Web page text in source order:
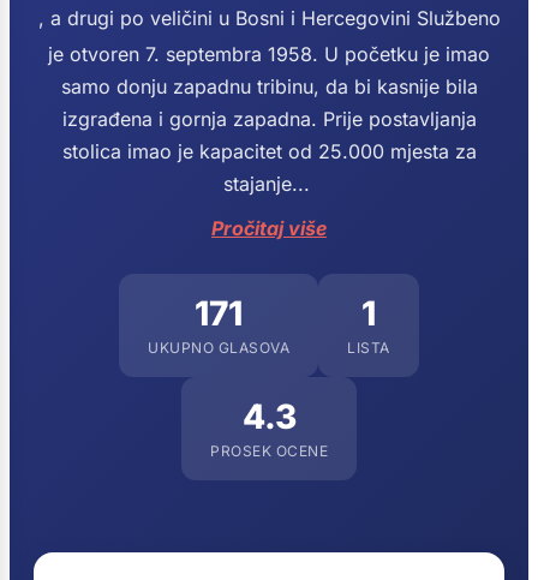
, a drugi po veličini u Bosni i Hercegovini Službeno
je otvoren 7. septembra 1958. U početku je imao
samo donju zapadnu tribinu, da bi kasnije bila
izgrađena i gornja zapadna. Prije postavljanja
stolica imao je kapacitet od 25.000 mjesta za
stajanje...
Pročitaj više
171
UKUPNO GLASOVA
1
LISTA
4.3
PROSEK OCENE